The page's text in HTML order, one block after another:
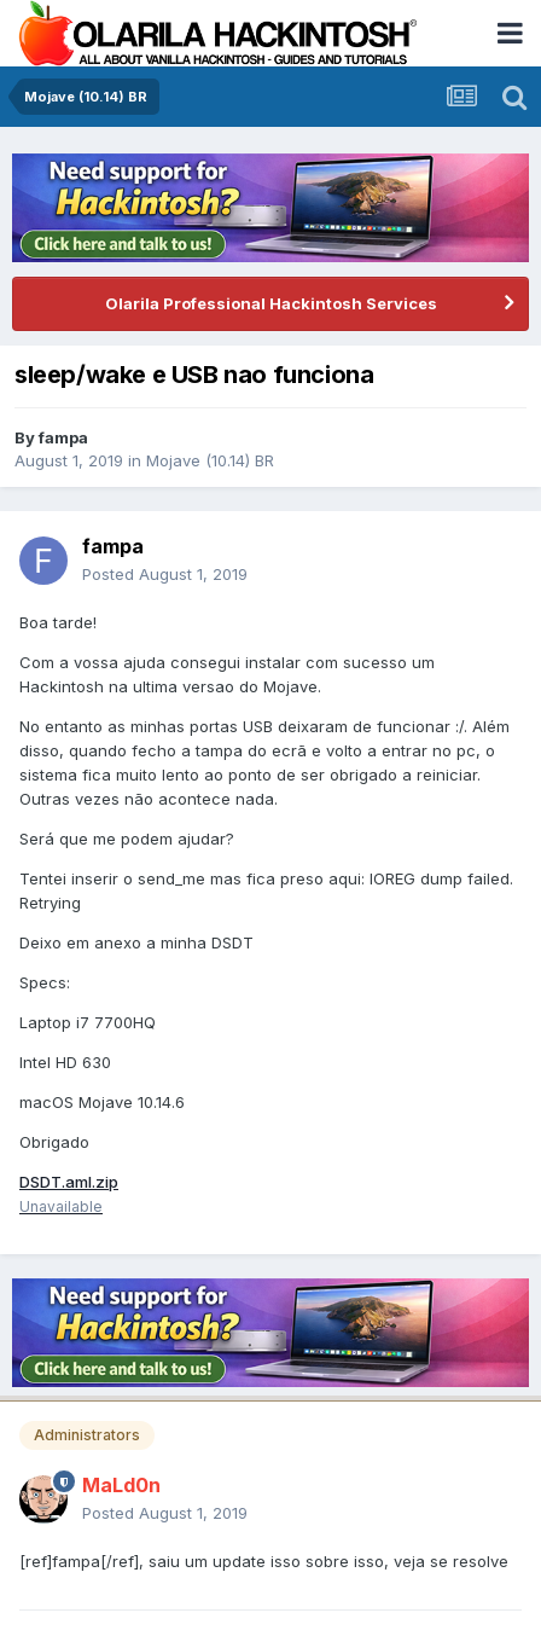
Mojave (10.14) BR
Olarila Professional Hackintosh Services
sleep/wake e USB nao funciona
Byfampa
August 1, 2019 in Mojave (10.14) BR
fampa
Posted August 1, 2019
Boa tarde!
Com a vossa ajuda consegui instalar com sucesso um
Hackintosh na ultima versao do Mojave.
No entanto as minhas portas USB deixaram de funcionar :/. Além
disso, quando fecho a tampa do ecrã e volto a entrar no pc, o
sistema fica muito lento ao ponto de ser obrigado a reiniciar.
Outras vezes não acontece nada.
Será que me podem ajudar?
Tentei inserir o send_me mas fica preso aqui: IOREG dump failed.
Retrying
Deixo em anexo a minha DSDT
Specs:
Laptop i7 7700HQ
Intel HD 630
macOS Mojave 10.14.6
Obrigado
DSDT.aml.zip
Unavailable
Administrators
MaLd0n
Posted August 1, 2019
[ref]fampa[/ref], saiu um update isso sobre isso, veja se resolve